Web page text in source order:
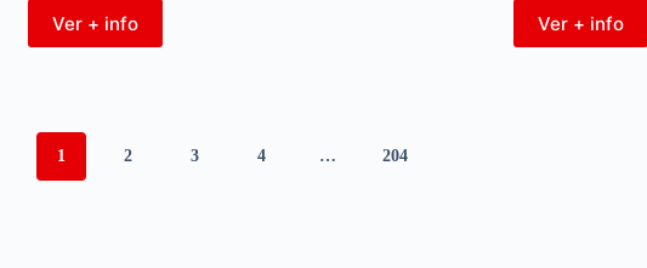
Ver + info Ver + info
1 2 3 4 … 204